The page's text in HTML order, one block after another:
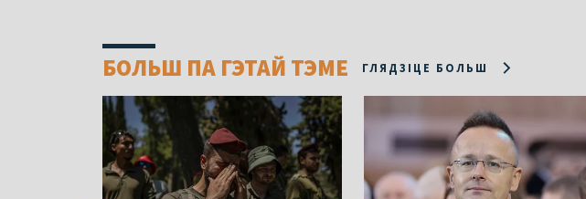
БОЛЬШ ПА ГЭТАЙ ТЭМЕ ГЛЯДЗІЦЕ БОЛЬШ